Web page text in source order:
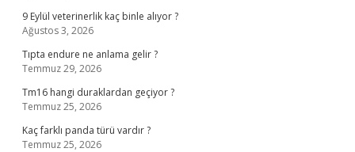
9 Eylül veterinerlik kaç binle alıyor ?
Ağustos 3, 2026
Tıpta endure ne anlama gelir ?
Temmuz 29, 2026
Tm16 hangi duraklardan geçiyor ?
Temmuz 25, 2026
Kaç farklı panda türü vardır ?
Temmuz 25, 2026